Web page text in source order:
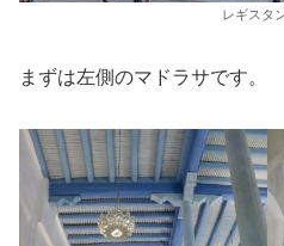
レギスタ
まずは左側のマドラサです。